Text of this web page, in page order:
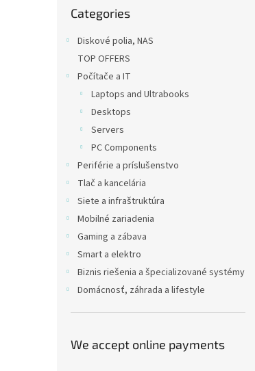
categories
Categories
Diskové polia, NAS
TOP OFFERS
Počítače a IT
Laptops and Ultrabooks
Desktops
Servers
PC Components
Periférie a príslušenstvo
Tlač a kancelária
Siete a infraštruktúra
Mobilné zariadenia
Gaming a zábava
Smart a elektro
Biznis riešenia a špecializované systémy
Domácnosť, záhrada a lifestyle
We accept online payments